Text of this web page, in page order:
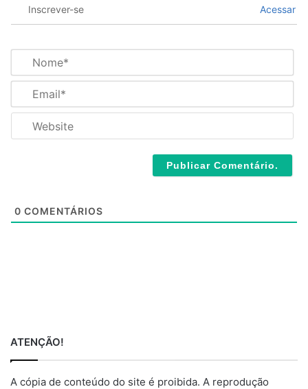
Inscrever-se Acessar
m
*a
l
0 COMENTÁRIOS
ATENÇÃO!
A cópia de conteúdo do site é proibida. A reprodução